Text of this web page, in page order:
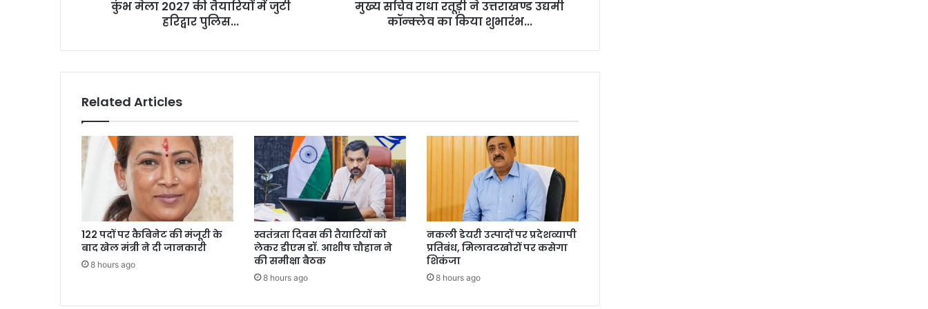
कुंभ मेला 2027 की तैयारियों में जुटी
हरिद्वार पुलिस...
कियामुख्य सचिव राधा रतूड़ी ने उत्तराखण्ड उद्यमी
कॉन्क्लेव का किया शुभारंभ...
Related Articles
122 पदों पर कैबिनेट की मंजूरी के
बाद खेल मंत्री ने दी जानकारी
8 hours ago
स्वतंत्रता दिवस की तैयारियों को
लेकर डीएम डॉ. आशीष चौहान ने
की समीक्षा बैठक
8 hours ago
नकली डेयरी उत्पादों पर प्रदेशव्यापी
प्रतिबंध, मिलावटखोरों पर कसेगा
शिकंजा
8 hours ago